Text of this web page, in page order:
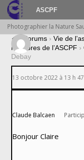
ASCPF
Photographier la Nature
› Forums › Vie de
membres de l’ASCPF ›
Debay
13 octobre 2022 à 13 h
Claude Balcaen
Bonjour Claire